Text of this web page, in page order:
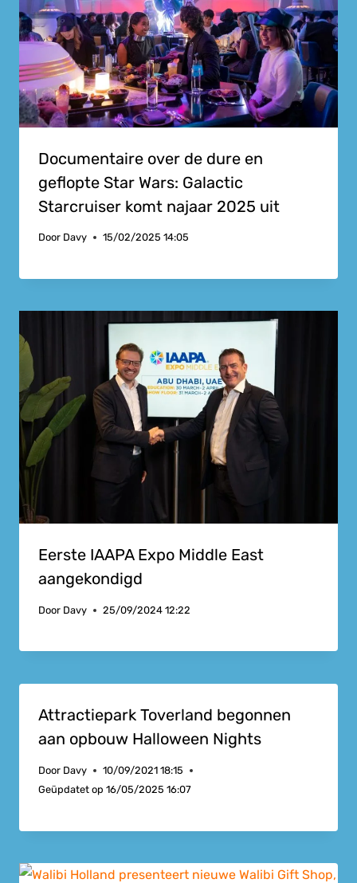
Documentaire over de dure en
geflopte Star Wars: Galactic
Starcruiser komt najaar 2025 uit
Door Davy 15/02/2025 14:05
Eerste IAAPA Expo Middle East
aangekondigd
Door Davy 25/09/2024 12:22
Attractiepark Toverland begonnen
aan opbouw Halloween Nights
Door Davy
10/09/2021 18:15
Geüpdatet op 16/05/2025 16:07